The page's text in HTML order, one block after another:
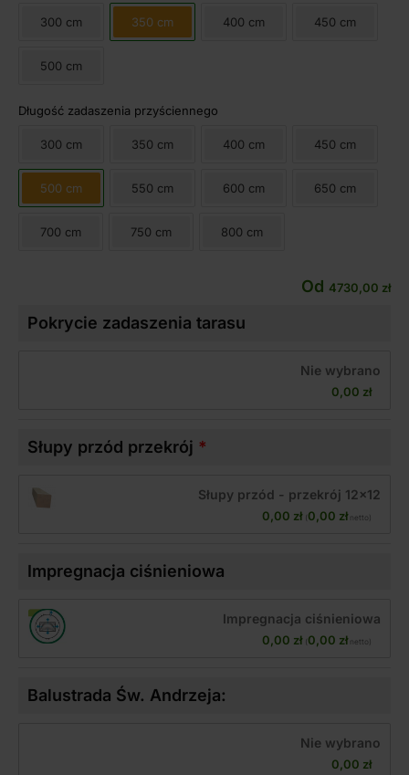
300 cm 350 cm 400 cm 450 cm
500 cm
Długość zadaszenia przyściennego
300 cm 350 cm 400 cm 450 cm
500 cm 550 cm 600 cm 650 cm
700 cm 750 cm 800 cm
Od 4730,00 zł
Pokrycie zadaszenia tarasu
Nie wybrano
0,00 zł
Słupy przód przekrój
Słupy przód - przekrój 12x12
0,00 zł ( 0,00 zł netto)
Impregnacja ciśnieniowa
Impregnacja ciśnieniowa
0,00 zł ( 0,00 zł netto)
Balustrada Św. Andrzeja:
Nie wybrano
0,00 zł